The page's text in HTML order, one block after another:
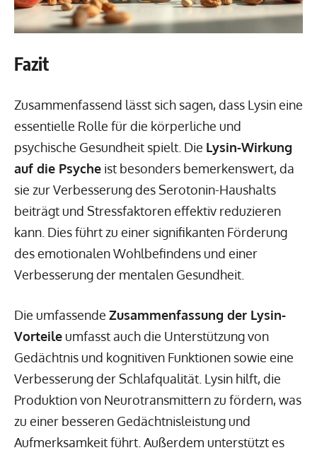
Fazit
Zusammenfassend lässt sich sagen, dass Lysin eine
essentielle Rolle für die körperliche und
psychische Gesundheit spielt. Die Lysin-Wirkung
auf die Psyche ist besonders bemerkenswert, da
sie zur Verbesserung des Serotonin-Haushalts
beiträgt und Stressfaktoren effektiv reduzieren
kann. Dies führt zu einer signifikanten Förderung
des emotionalen Wohlbefindens und einer
Verbesserung der mentalen Gesundheit.
Die umfassende Zusammenfassung der Lysin-
Vorteile umfasst auch die Unterstützung von
Gedächtnis und kognitiven Funktionen sowie eine
Verbesserung der Schlafqualität. Lysin hilft, die
Produktion von Neurotransmittern zu fördern, was
zu einer besseren Gedächtnisleistung und
Aufmerksamkeit führt. Außerdem unterstützt es